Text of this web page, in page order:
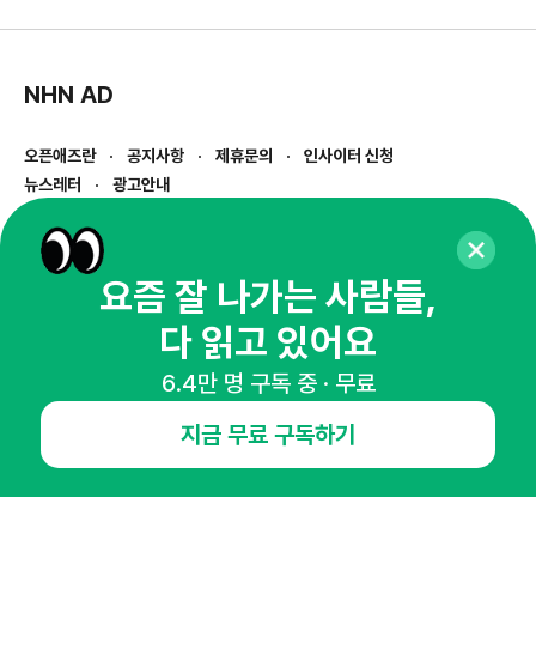
NHN AD
오픈애즈란 공지사항 제휴문의
인사이터 신청
뉴스레터
광고안내
경기도 성남시 분당구 대왕판교로645번길 16
사업자등록번호 : 144-81-27690(
통신판매업신고번호 : 2014-경기성남-1023
호스팅서비스사업자 : 오픈애즈
1800-2198
openads@openads.co.kr
이용약관
instagramthreadkakaotalk
요즘 잘 나가는 사람들,
다 읽고 있어요
6.4만 명 구독 중 · 무료
지금 무료 구독하기